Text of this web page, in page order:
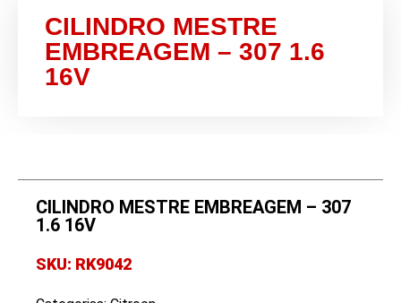
CILINDRO MESTRE
EMBREAGEM – 307 1.6
16V
CILINDRO MESTRE EMBREAGEM – 307
1.6 16V
SKU: RK9042